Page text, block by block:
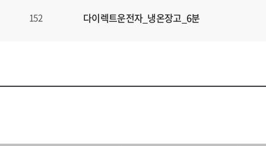
152 다이렉트운전자_냉온장고_6분